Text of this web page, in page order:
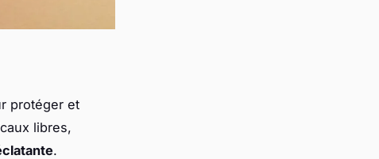
protéger et
libres,
.